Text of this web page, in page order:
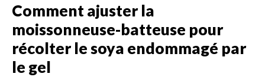
Comment ajuster la
moissonneuse-batteuse pour
récolter le soya endommagé par
le gel